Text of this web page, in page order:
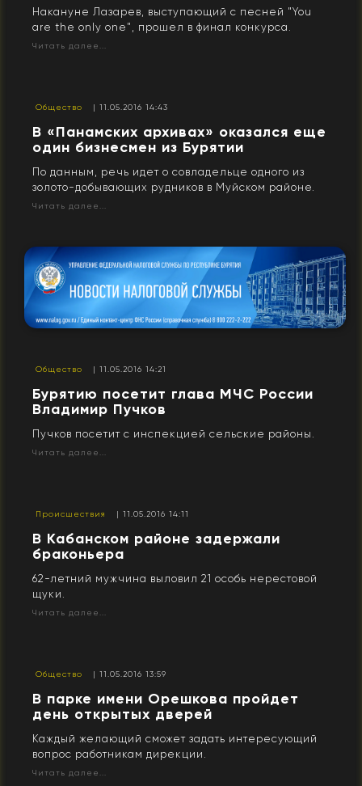
Накануне Лазарев, выступающий с песней "You
are the only one", прошел в финал конкурса.
Читать далее...
Общество | 11.05.2016 14:43
В «Панамских архивах» оказался еще
один бизнесмен из Бурятии
По данным, речь идет о совладельце одного из
золото-добывающих рудников в Муйском районе.
Читать далее...
Общество | 11.05.2016 14:21
Бурятию посетит глава МЧС России
Владимир Пучков
Пучков посетит с инспекцией сельские районы.
Читать далее...
Происшествия | 11.05.2016 14:11
В Кабанском районе задержали
браконьера
62-летний мужчина выловил 21 особь нерестовой
щуки.
Читать далее...
Общество | 11.05.2016 13:59
В парке имени Орешкова пройдет
день открытых дверей
Каждый желающий сможет задать интересующий
вопрос работникам дирекции.
Читать далее...